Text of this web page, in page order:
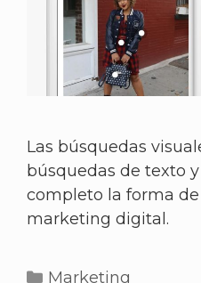
Las búsquedas
búsquedas de texto
completo la forma de
marketing digital.
Marketing